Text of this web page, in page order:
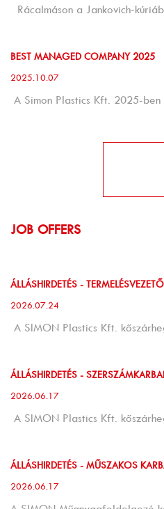
Rácalmáson a Jankovich-
BEST MANAGED COMPANY 2025
2025.10.07
A Simon Plastics Kft. 2025-
JOB OFFERS
ÁLLÁSHIRDETÉS - TERMELÉSVEZETŐ
2026.07.24
A SIMON Plastics Kft.
ÁLLÁSHIRDETÉS -
2026.06.17
A SIMON Plastics Kft.
ÁLLÁSHIRDETÉS - MŰSZAKOS
2026.06.17